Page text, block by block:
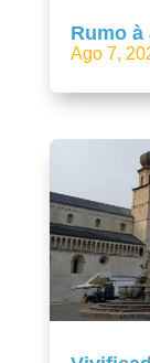
Rumo à
Ago 7,